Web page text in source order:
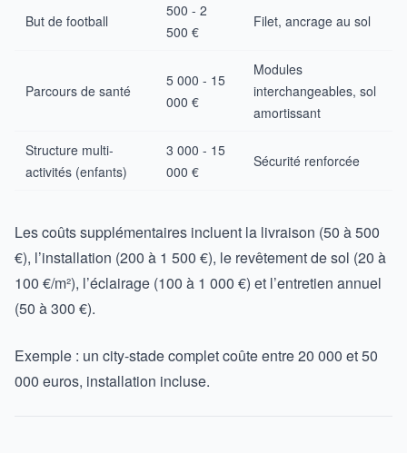
But de football
500 - 2
500 €
Filet, ancrage au sol
Parcours de santé
5 000 - 15
000 €
Modules
interchangeables, sol
amortissant
Structure multi-
activités (enfants)
3 000 - 15
000 €
Sécurité renforcée
Les coûts supplémentaires incluent la livraison (50 à 500
€), l’installation (200 à 1 500 €), le revêtement de sol (20 à
100 €/m²), l’éclairage (100 à 1 000 €) et l’entretien annuel
(50 à 300 €).
Exemple : un city-stade complet coûte entre 20 000 et 50
000 euros, installation incluse.